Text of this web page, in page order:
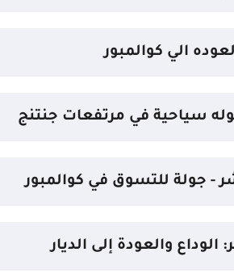
الي كوالمبور
سياحية في مرتفعات جنتنج
- جولة للتسوق في كوالمبور
الوداع والعودة إلى الديار